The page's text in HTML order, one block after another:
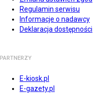
Regulamin serwisu
Informacje o nadawcy
Deklaracja dostępności
PARTNERZY
E-kiosk.pl
E-gazety.pl